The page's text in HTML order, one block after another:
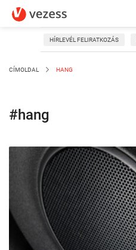
HÍRLEVÉL FELIRATKOZÁS
CÍMOLDAL HANG
#hang